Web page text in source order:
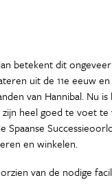
betekent dit
uit de 11e eeuw
van Hannibal. Nu
heel goed te voet
en winkelen.
van de nodige